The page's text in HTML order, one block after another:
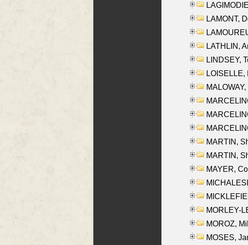
LAMONT,
LATHLIN,
LINDSEY,
MARTIN,
MARTIN,
MAYER,
MORLEY-
MOROZ,
MOSES,